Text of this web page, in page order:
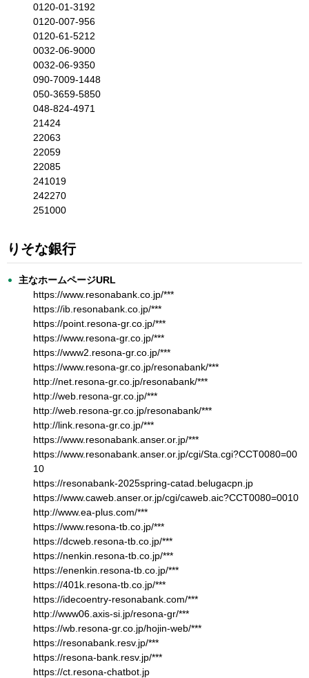
0120-01-3192
0120-007-956
0120-61-5212
0032-06-9000
0032-06-9350
090-7009-1448
050-3659-5850
048-824-4971
21424
22063
22059
22085
241019
242270
251000
りそな銀行
主なホームページURL
https://www.resonabank.co.jp/***
https://ib.resonabank.co.jp/***
https://point.resona-gr.co.jp/***
https://www.resona-gr.co.jp/***
https://www2.resona-gr.co.jp/***
https://www.resona-gr.co.jp/resonabank/***
http://net.resona-gr.co.jp/resonabank/***
http://web.resona-gr.co.jp/***
http://web.resona-gr.co.jp/resonabank/***
http://link.resona-gr.co.jp/***
https://www.resonabank.anser.or.jp/***
https://www.resonabank.anser.or.jp/cgi/Sta.cgi?CCT0080=00
10
https://resonabank-2025spring-catad.belugacpn.jp
https://www.caweb.anser.or.jp/cgi/caweb.aic?CCT0080=0010
http://www.ea-plus.com/***
https://www.resona-tb.co.jp/***
https://dcweb.resona-tb.co.jp/***
https://nenkin.resona-tb.co.jp/***
https://enenkin.resona-tb.co.jp/***
https://401k.resona-tb.co.jp/***
https://idecoentry-resonabank.com/***
http://www06.axis-si.jp/resona-gr/***
https://wb.resona-gr.co.jp/hojin-web/***
https://resonabank.resv.jp/***
https://resona-bank.resv.jp/***
https://ct.resona-chatbot.jp